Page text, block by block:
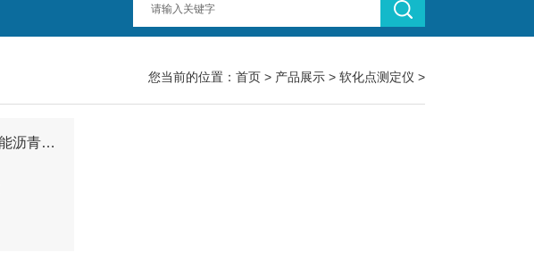
您当前的位置： 首页 > 产品展示 > 软化点测定仪 >
HR-2806B电脑智能沥青软化点测定仪新标准